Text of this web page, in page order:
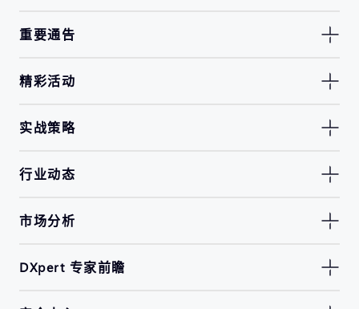
重要通告
精彩活动
实战策略
行业动态
市场分析
DXpert 专家前瞻